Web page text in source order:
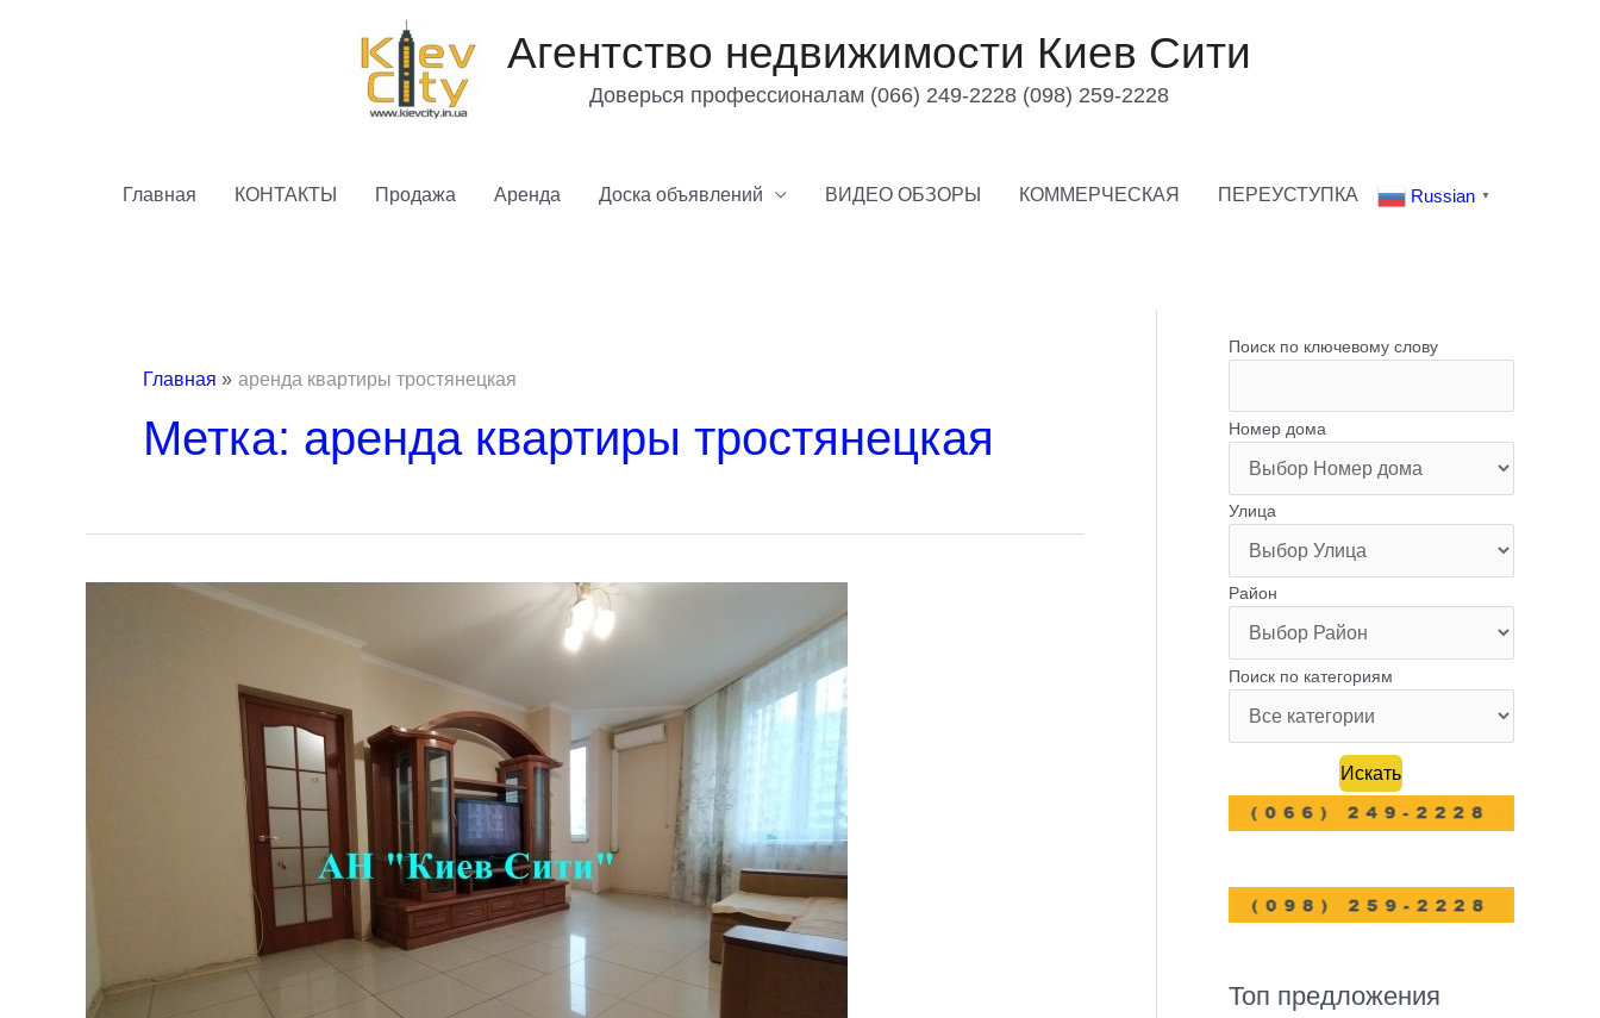
Агентство недвижимости Киев Сити
Доверься профессионалам (066) 249-2228 (098) 259-2228
Главная КОНТАКТЫ Продажа Аренда Доска объявлений ВИДЕО ОБЗОРЫ КОММЕРЧЕСКАЯ ПЕРЕУСТУПКА Russian ▼
Главная аренда квартиры тростянецкая
Метка: аренда квартиры тростянецкая
Поиск по ключевому слову
Номер дома
Улица
Район
Поиск по категориям
Топ предложения